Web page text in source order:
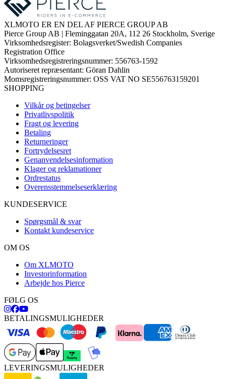
XLMOTO ER EN DEL AF PIERCE GROUP AB
Pierce Group AB | Fleminggatan 20A, 112 26 Stockholm, Sverige
Virksomhedsregister: Bolagsverket/Swedish Companies
Registration Office
Virksomhedsregistreringsnummer: 556763-1592
Autoriseret repræsentant: Göran Dahlin
Momsregistreringsnummer: OSS VAT NO SE556763159201
SHOPPING
Vilkår og betingelser
Privatlivspolitik
Fragt og levering
Betaling
Returneringer
Fortrydelsesret
Genanvendelsesinformation
Klager og reklamationer
Ordrestatus
Overensstemmelseserklæring
KUNDESERVICE
Spørgsmål & svar
Kontakt kundeservice
OM OS
Om XLMOTO
Investorinformation
Arbejde hos Pierce
FØLG OS
BETALINGSMULIGHEDER
LEVERINGSMULIGHEDER